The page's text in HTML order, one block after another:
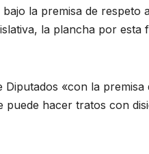
la premisa de respeto
la plancha por esta
«con la premisa
hacer tratos con